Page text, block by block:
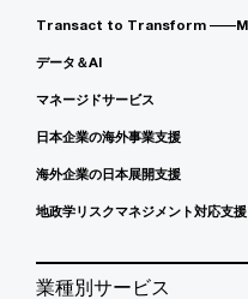
Transact to Transform
データ＆AI
マネージドサービス
日本企業の海外事業支援
海外企業の日本展開支援
地政学リスクマネジメント対応支援
業種別サービス